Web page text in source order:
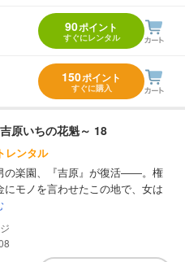
90ポイント
すぐにレンタル
150ポイント
すぐに購入
原いちの花魁～ 18
レンタル
の楽園、『吉原』が復活――。権
にモノを言わせたこの地で、女は